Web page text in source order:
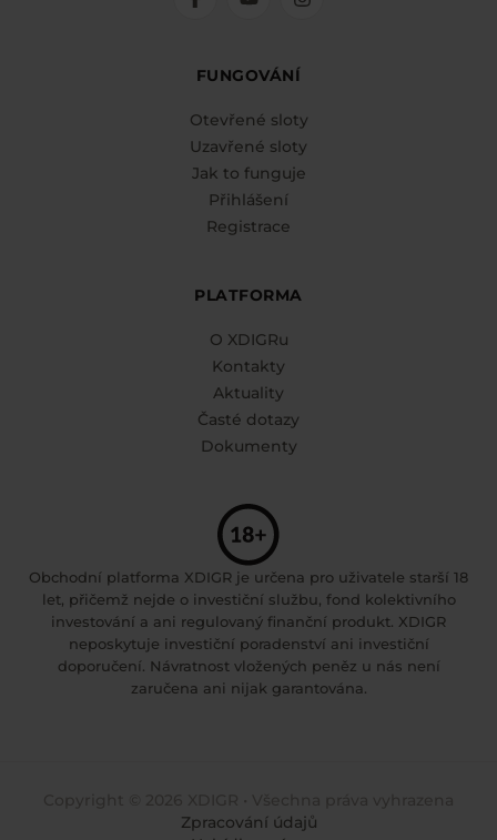
FUNGOVÁNÍ
Otevřené sloty
Uzavřené sloty
Jak to funguje
Přihlášení
Registrace
PLATFORMA
O XDIGRu
Kontakty
Aktuality
Časté dotazy
Dokumenty
Obchodní platforma XDIGR je určena pro uživatele starší 18
let, přičemž nejde o investiční službu, fond kolektivního
investování a ani regulovaný finanční produkt. XDIGR
neposkytuje investiční poradenství ani investiční
doporučení. Návratnost vložených peněz u nás není
zaručena ani nijak garantována.
Zpracování údajů